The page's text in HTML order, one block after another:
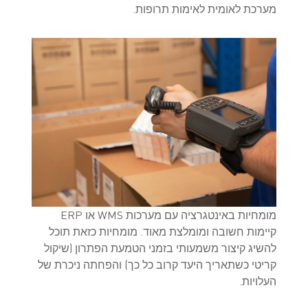
מערכת לאומית לאימות תרופות.
מומחיות באינטגרציה עם מערכות WMS או ERP
קיימות חשובה ומומלצת מאוד. מומחיות כזאת תוכל
להשיג קיצור משמעותי בזמני הטמעת הפתרון (שיקול
קריטי כשתאריך היעד קרוב כל כך) והפחתה ניכרת של
העלויות.